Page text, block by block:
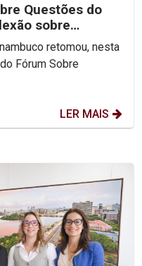
Questões do
sobre
retomou, nesta
Fórum Sobre
LER MAIS